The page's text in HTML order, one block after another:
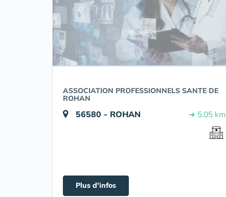
ASSOCIATION PROFESSIONNELS SANTE DE
ROHAN
56580 - ROHAN ➔ 5.05 km
Plus d'infos